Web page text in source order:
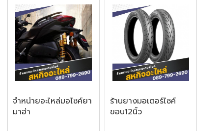
จำหน่ายอะไหล่มอไซค์ยา
มาฮ่า
ร้านยางมอเตอร์ไซค์
ขอบ12นิ้ว